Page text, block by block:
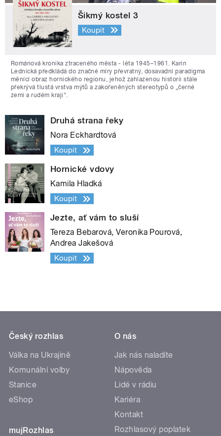
Šikmý kostel 3
Koupit
Románová kronika ztraceného města - léta 1945–1961. Karin
Lednická předkládá do značné míry převratný, dosavadní paradigma
měnící obraz hornického regionu, jehož zahlazenou historii stále
překrývá tlustá vrstva mýtů a zakořeněných stereotypů o „černé
zemi a rudém kraji“.
Druhá strana řeky
Nora Eckhardtová
Koupit
Hornické vdovy
Kamila Hladká
Koupit
Jezte, ať vám to sluší
Tereza Bebarová, Veronika Pourová,
Andrea Jakešová
Koupit
Český rozhlas
Válka na Ukrajině
Komunální volby
Stanice
eShop
mujRozhlas
O nás
Jak nás naladíte
Nápověda
Lidé v rádiu
Kariéra
Kontakt
Rozhlasový poplatek